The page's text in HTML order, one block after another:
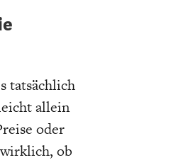
tatsächlich
allein
oder
ob